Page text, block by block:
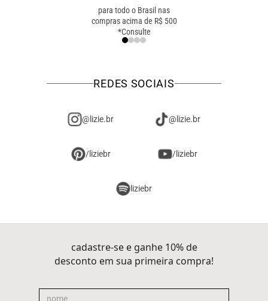
para todo o Brasil nas
compras acima de R$ 500
*Consulte
REDES SOCIAIS
@lizie.br @lizie.br
/liziebr /liziebr
liziebr
cadastre-se e ganhe 10% de
desconto em sua primeira compra!